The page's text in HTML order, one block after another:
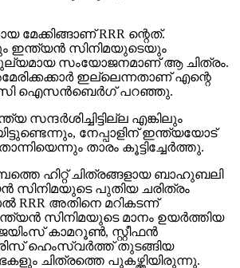
മേക്കിങ്ങാണ് RRR ന്റെത്.
ഇന്ത്യന്‍ സിനിമയുടെയും
സംയോജനമാണ് ആ ചിത്രം.
ഇല്ലെന്നതാണ് എന്റെ
ഐസന്‍ബെര്‍ഗ് പറഞ്ഞു.
സന്ദര്‍ശിച്ചിട്ടില്ല എങ്കിലും
നേപ്പാളിന് ഇന്ത്യയോട്
താരം കൂട്ടിച്ചേര്‍ത്തു.
ഹിറ്റ് ചിത്രങ്ങളായ ബാഹുബലി
സിനിമയുടെ പുതിയ ചരിത്രം
RRR അതിനെ മറികടന്ന്
സിനിമയുടെ മാനം ഉയര്‍ത്തിയ
കാമറൂണ്‍, സ്റ്റീഫന്‍
ഹെംസ്വര്‍ത്ത് തുടങ്ങിയ
ചിത്രത്തെ പുകഴ്ത്തിയിരുന്നു.